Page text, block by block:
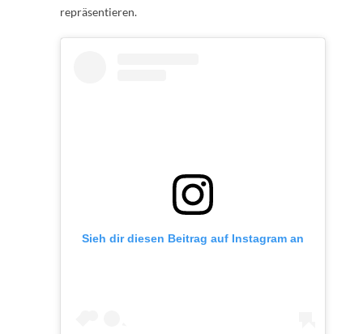
repräsentieren.
Sieh dir diesen Beitrag auf Instagram an